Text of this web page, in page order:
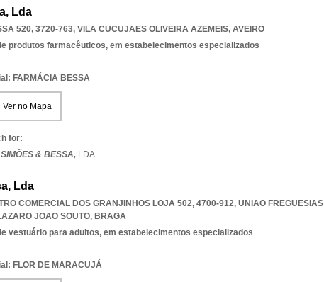
Lda
520, 3720-763, VILA CUCUJAES OLIVEIRA AZEMEIS, AVEIRO
produtos farmacêuticos, em estabelecimentos especializados
FARMÁCIA BESSA
Ver no Mapa
for:
SIMÕES & BESSA, LDA...
Lda
COMERCIAL DOS GRANJINHOS LOJA 502, 4700-912, UNIAO FREGUESIAS
JOAO SOUTO, BRAGA
vestuário para adultos, em estabelecimentos especializados
FLOR DE MARACUJÁ